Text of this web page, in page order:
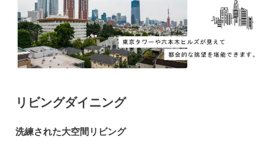
リビングダイニング
洗練された大空間リビング